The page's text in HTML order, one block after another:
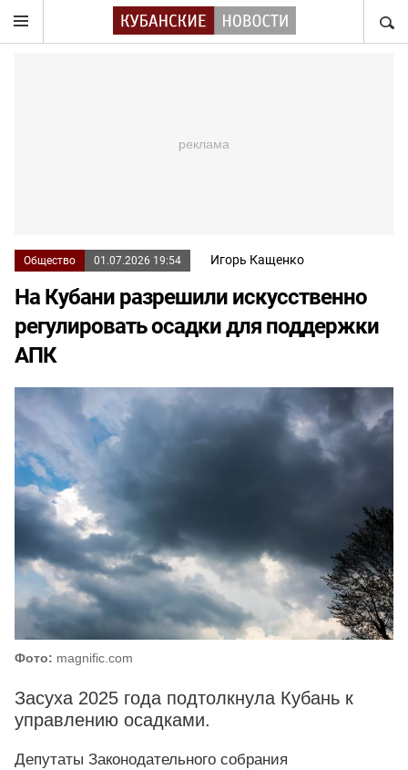
Общество 01.07.2026 19:54 Игорь Кащенко
На Кубани разрешили искусственно
регулировать осадки для поддержки
АПК
Фото: magnific.com
Засуха 2025 года подтолкнула Кубань к
управлению осадками.
Депутаты Законодательного собрания